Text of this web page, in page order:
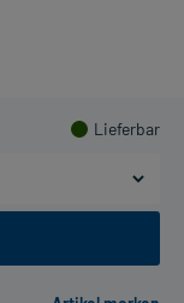
Lieferbar